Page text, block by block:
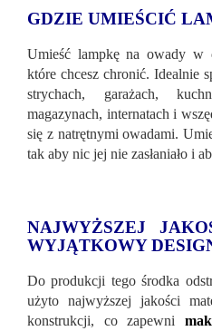
GDZIE UMIEŚCIĆ
Umieść lampkę na owady w
które chcesz chronić. Idealnie
strychach, garażach,
magazynach, internatach i
się z natrętnymi owadami.
tak aby nic jej nie zasłaniało i
NAJWYŻSZEJ
WYJĄTKOWY
Do produkcji tego środka
użyto najwyższej jakości
konstrukcji, co zapewni